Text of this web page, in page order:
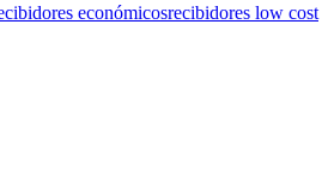
económicosrecibidores low cost